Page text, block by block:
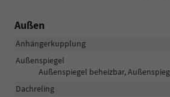
Außen
Anhängerkupplung
Außenspiegel
Außenspiegel beheizbar,
Dachreling